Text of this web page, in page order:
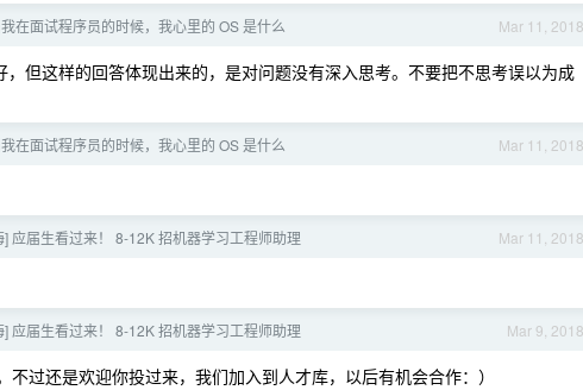
Mar 11, 2018
在面试程序员的时候，我心里的 OS 是什么
但这样的回答体现出来的，是对问题没有深入思考。不要把不思考误以为成
Mar 11, 2018
在面试程序员的时候，我心里的 OS 是什么
Mar 11, 2018
] 应届生看过来！ 8-12K 招机器学习工程师助理
Mar 9, 2018
] 应届生看过来！ 8-12K 招机器学习工程师助理
过还是欢迎你投过来，我们加入到人才库，以后有机会合作：）